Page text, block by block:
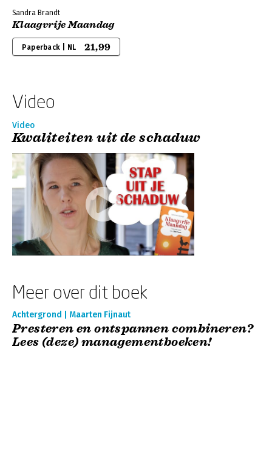
Sandra Brandt
Klaagvrije Maandag
Paperback | NL 21,99
Video
Video
Kwaliteiten uit de schaduw
Meer over dit boek
Achtergrond | Maarten Fijnaut
Presteren en ontspannen combineren?
Lees (deze) managementboeken!